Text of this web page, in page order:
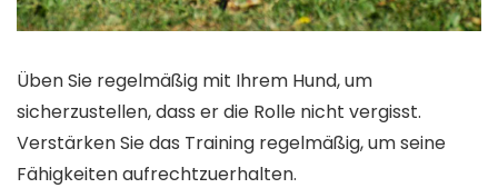
Üben Sie regelmäßig mit Ihrem Hund, um
sicherzustellen, dass er die Rolle nicht vergisst.
Verstärken Sie das Training regelmäßig, um seine
Fähigkeiten aufrechtzuerhalten.